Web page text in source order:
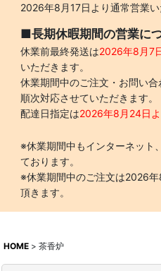
2026年8月17日より通常営業い
■長期休暇期間の営業に
休業前最終発送は2026年8月7
いただきます。
休業期間中のご注文・お問い合
順次対応させていただきます。
配達日指定は2026年8月24日よ
※休業期間中もインターネット
ております。
※休業期間中のご注文は2026
頂きます。
HOME > 茶香炉